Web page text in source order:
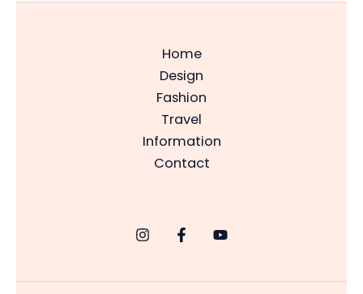
Home
Design
Fashion
Travel
Information
Contact